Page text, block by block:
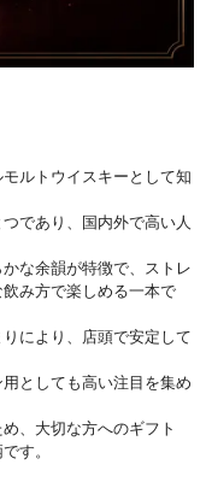
ルトウイスキーとして知
であり、国内外で高い人
な余韻が特徴で、ストレ
み方で楽しめる一本で
により、店頭で安定して
としても高い注目を集め
、大切な方へのギフト
す。